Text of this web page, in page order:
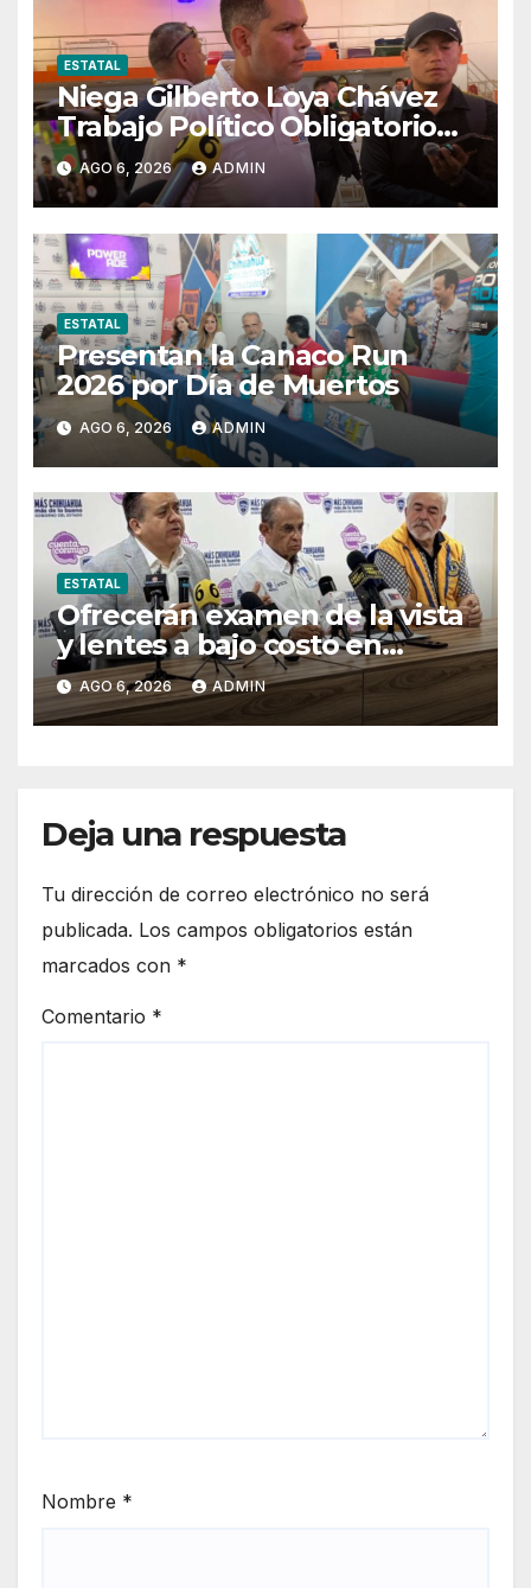
ESTATAL
Niega Gilberto Loya Chávez
Trabajo Político Obligatorio
De Exempleados De SSPE
AGO 6, 2026 ADMIN
ESTATAL
Presentan la Canaco Run
2026 por Día de Muertos
AGO 6, 2026 ADMIN
ESTATAL
Ofrecerán examen de la vista
y lentes a bajo costo en
Pueblito Mexicano
AGO 6, 2026 ADMIN
Deja una respuesta
Tu dirección de correo electrónico no será
publicada. Los campos obligatorios están
marcados con *
Comentario *
Nombre *